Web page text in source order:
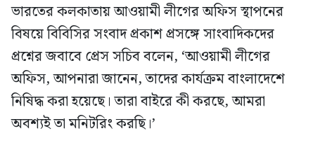
ভারতের কলকাতায় আওয়ামী লীগের অফিস স্থাপনের
বিষয়ে বিবিসির সংবাদ প্রকাশ প্রসঙ্গে সাংবাদিকদের
প্রশ্নের জবাবে প্রেস সচিব বলেন, ‘আওয়ামী লীগের
অফিস, আপনারা জানেন, তাদের কার্যক্রম বাংলাদেশে
নিষিদ্ধ করা হয়েছে। তারা বাইরে কী করছে, আমরা
অবশ্যই তা মনিটরিং করছি।’